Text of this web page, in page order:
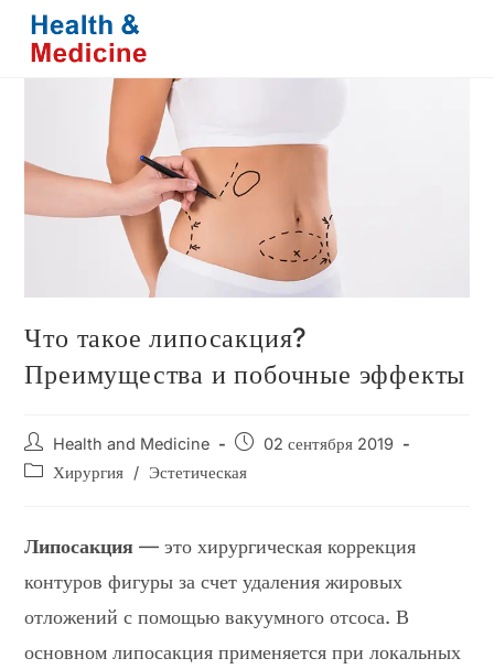
Перейти
содержимому
Что такое липосакция?
Преимущества и побочные эффекты
Автор
записи:
Health and Medicine
Запись02 сентября 2019
РубрикаХирургия / Эстетическая
Липосакция — это хирургическая коррекция
контуров фигуры за счет удаления жировых
отложений с помощью вакуумного отсоса. В
основном липосакция применяется при локальных